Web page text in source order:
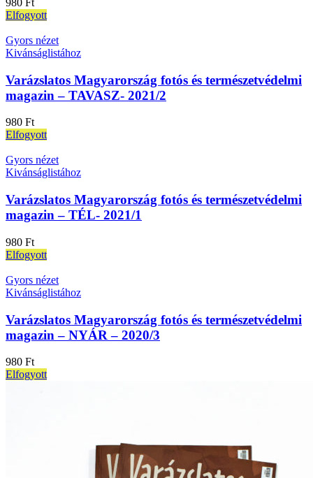
980 Ft
Elfogyott
Gyors nézet
Kivánságlistához
Varázslatos Magyarország fotós és természetvédelmi
magazin – TAVASZ- 2021/2
980 Ft
Elfogyott
Gyors nézet
Kivánságlistához
Varázslatos Magyarország fotós és természetvédelmi
magazin – TÉL- 2021/1
980 Ft
Elfogyott
Gyors nézet
Kivánságlistához
Varázslatos Magyarország fotós és természetvédelmi
magazin – NYÁR – 2020/3
980 Ft
Elfogyott